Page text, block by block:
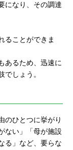
になり、その調達
ることができま
あるため、迅速に
しょう。
のひとつに挙がり
ない」「母が施設
る」など、要らな